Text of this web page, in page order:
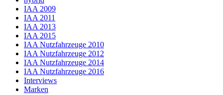
IAA 2009
IAA 2011
IAA 2013
IAA 2015
IAA Nutzfahrzeuge 2010
IAA Nutzfahrzeuge 2012
IAA Nutzfahrzeuge 2014
IAA Nutzfahrzeuge 2016
Interviews
Marken